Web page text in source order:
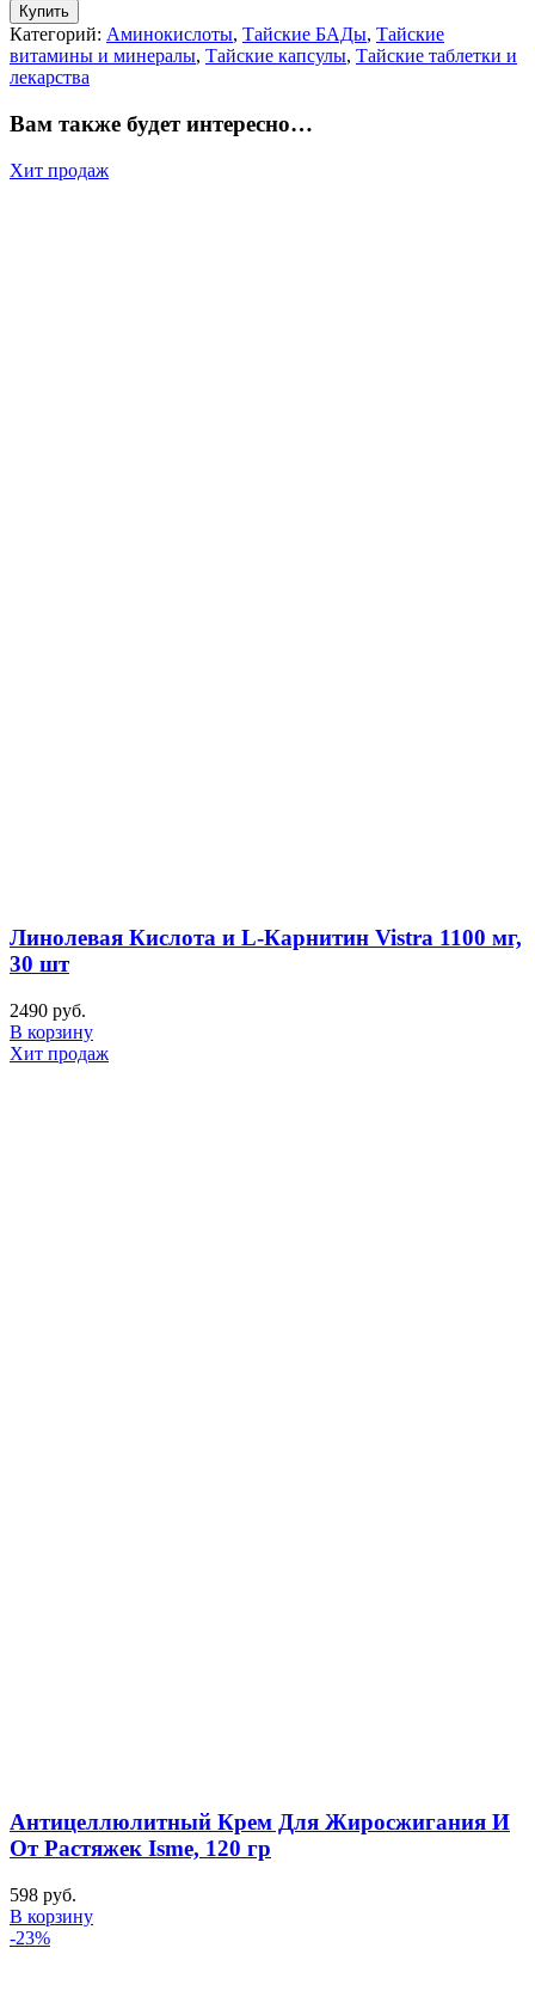
Купить
Категорий: Аминокислоты, Тайские БАДы, Тайские
витамины и минералы, Тайские капсулы, Тайские таблетки и
лекарства
Вам также будет интересно…
Хит продаж
Линолевая Кислота и L-Карнитин Vistra 1100 мг,
30 шт
2490 руб.
В корзину
Хит продаж
Антицеллюлитный Крем Для Жиросжигания И
От Растяжек Isme, 120 гр
598 руб.
В корзину
-23%